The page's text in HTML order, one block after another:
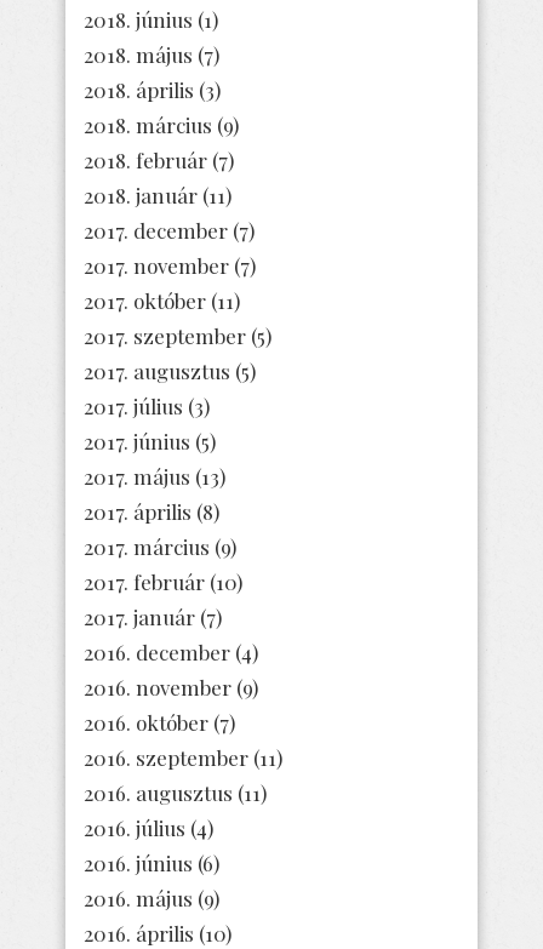
2018. június (1)
2018. május (7)
2018. április (3)
2018. március (9)
2018. február (7)
2018. január (11)
2017. december (7)
2017. november (7)
2017. október (11)
2017. szeptember (5)
2017. augusztus (5)
2017. július (3)
2017. június (5)
2017. május (13)
2017. április (8)
2017. március (9)
2017. február (10)
2017. január (7)
2016. december (4)
2016. november (9)
2016. október (7)
2016. szeptember (11)
2016. augusztus (11)
2016. július (4)
2016. június (6)
2016. május (9)
2016. április (10)